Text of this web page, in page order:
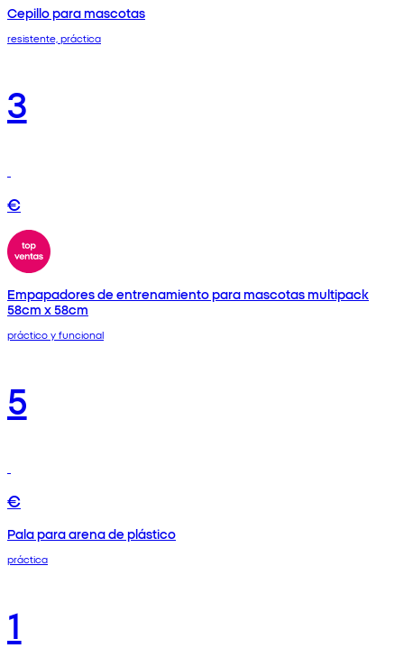
Cepillo para mascotas
resistente, práctica
3
€
Empapadores de entrenamiento para mascotas multipack
58cm x 58cm
práctico y funcional
5
€
Pala para arena de plástico
práctica
1